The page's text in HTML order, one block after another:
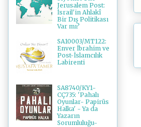
Jerusalem Post:
İsrail'in Ahlakî
Bir Dış Politikası
Var mı?
SA10003/MT122:
Enver İbrahim ve
Post-İslamcılık
Labirenti
SA8740/KY1-
CÇ735: 'Pahalı
Oyunlar- Papirüs
Halka' - Ya da
Yazarın
Sorumluluğu-